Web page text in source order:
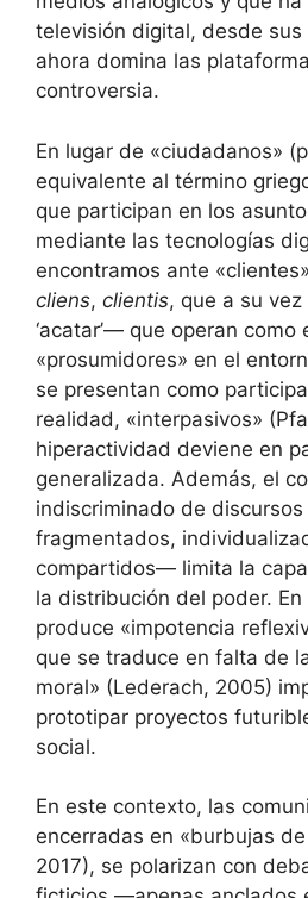
televisión digital, desde sus
ahora domina las
controversia.
En lugar de «ciudadanos»
equivalente al término
que participan en los
mediante las tecnologías
encontramos ante
cliens, clientis, que a su
‘acatar’— que operan como
«prosumidores» en el
se presentan como
realidad, «interpasivos»
hiperactividad deviene en
generalizada. Además, el
indiscriminado de
fragmentados,
compartidos— limita la
la distribución del poder.
produce «impotencia
que se traduce en falta de
moral» (Lederach, 2005)
prototipar proyectos
social.
En este contexto, las
encerradas en «burbujas
2017), se polarizan con